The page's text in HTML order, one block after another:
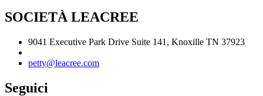
SOCIETÀ LEACREE
9041 Executive Park Drive Suite 141, Knoxille TN 37923
petty@leacree.com
Seguici